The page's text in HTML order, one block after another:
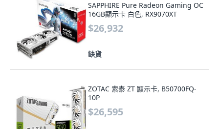
SAPPHIRE Pure Radeon Gaming OC
16GB顯示卡 白色, RX9070XT
$26,932
缺貨
ZOTAC 索泰 ZT 顯示卡, B50700FQ-
10P
$26,595